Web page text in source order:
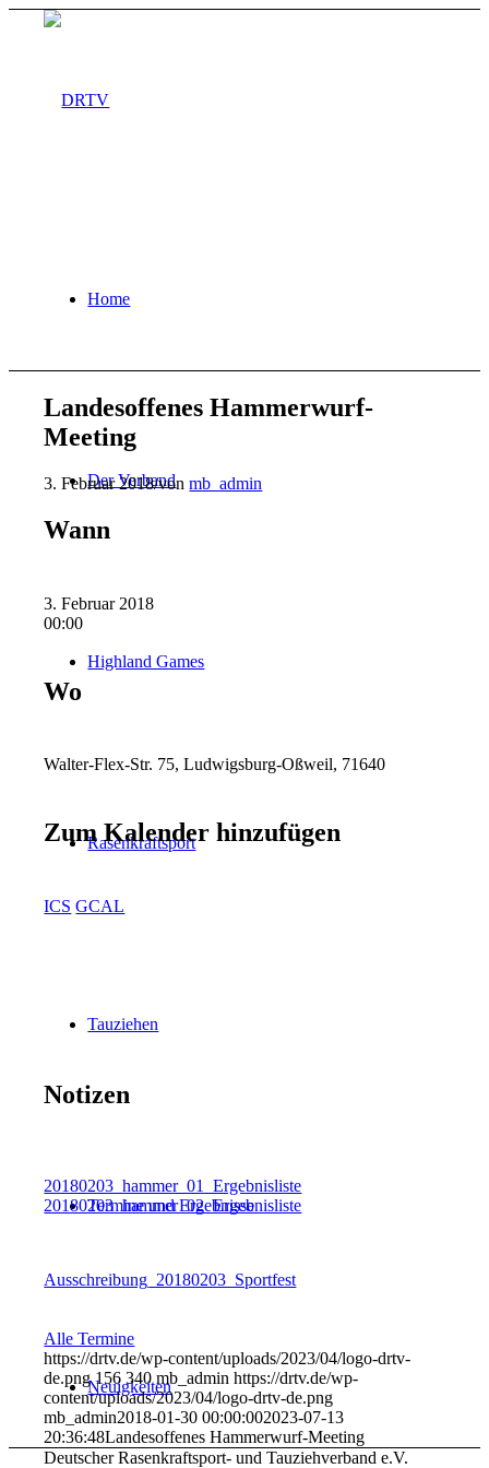
Home
Der Verband
Highland Games
Rasenkraftsport
Tauziehen
Termine und Ergebnisse
Neuigkeiten
Landesoffenes Hammerwurf-
Meeting
3. Februar 2018/vonmb_admin
Wann
3. Februar 2018
00:00
Wo
Walter-Flex-Str. 75, Ludwigsburg-Oßweil, 71640
Zum Kalender hinzufügen
ICS GCAL
Notizen
20180203_hammer_01_Ergebnisliste
20180203_hammer_02_Ergebnisliste
Ausschreibung_20180203_Sportfest
Alle Termine
https://drtv.de/wp-content/uploads/2023/04/logo-drtv-
de.png 156 340 mb_admin https://drtv.de/wp-
content/uploads/2023/04/logo-drtv-de.png
mb_admin2018-01-30 00:00:002023-07-13
20:36:48Landesoffenes Hammerwurf-Meeting
Deutscher Rasenkraftsport- und Tauziehverband e.V.